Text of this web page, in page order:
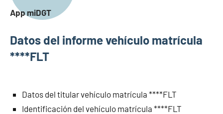
App miDGT
Datos del informe vehículo matrícula
****FLT
Datos del titular vehículo matrícula ****FLT
Identificación del vehículo matrícula ****FLT